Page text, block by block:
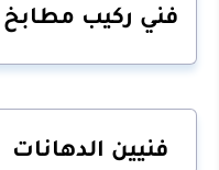
فني ركيب مطابخ
فنيين الدهانات